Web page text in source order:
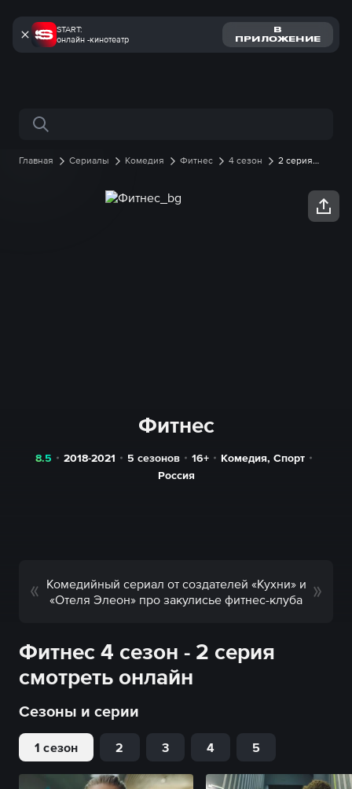
START:
онлайн -кинотеатр
В
ПРИЛОЖЕНИЕ
Поиск по сайту
Главная Сериалы Комедия Фитнес 4 сезон
2 серия
Фитнес
8.5 2018-2021 5 сезонов 16+ Комедия,Спорт
Россия
Комедийный сериал от создателей «Кухни» и
«Отеля Элеон» про закулисье фитнес-клуба
Фитнес 4 сезон - 2 серия
смотреть онлайн
Сезоны и серии
1 сезон 2 3 4 5